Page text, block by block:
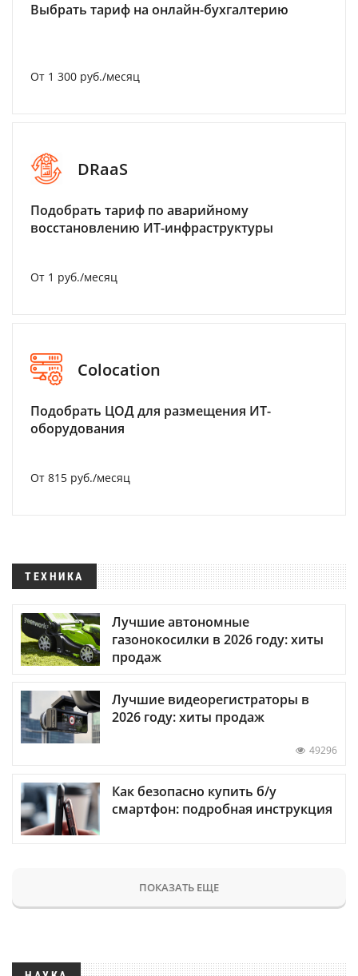
Выбрать тариф на онлайн-бухгалтерию
От 1 300 руб./месяц
DRaaS
Подобрать тариф по аварийному
восстановлению ИТ-инфраструктуры
От 1 руб./месяц
Colocation
Подобрать ЦОД для размещения ИТ-
оборудования
От 815 руб./месяц
ТЕХНИКА
Лучшие автономные
газонокосилки в 2026 году: хиты
продаж
Лучшие видеорегистраторы в
2026 году: хиты продаж
49296
Как безопасно купить б/у
смартфон: подробная инструкция
ПОКАЗАТЬ ЕЩЕ